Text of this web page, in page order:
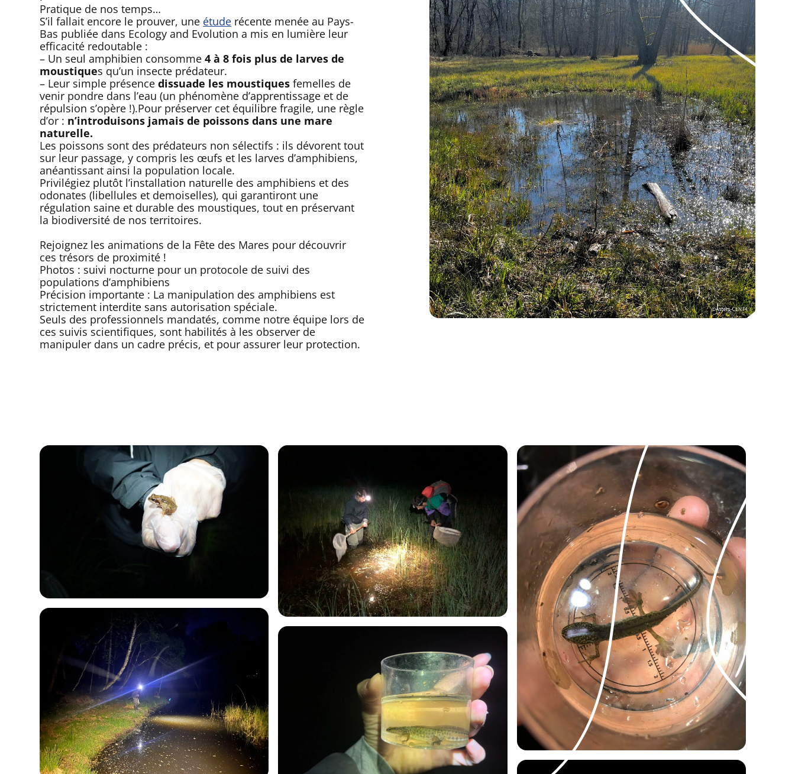
Pratique de nos temps…
S’il fallait encore le prouver, une étude récente menée au Pays-
Bas publiée dans Ecology and Evolution a mis en lumière leur
efficacité redoutable :
– Un seul amphibien consomme4 à 8 fois plus de larves de
moustiques qu’un insecte prédateur.
– Leur simple présencedissuade les moustiques femelles de
venir pondre dans l’eau (un phénomène d’apprentissage et de
répulsion s’opère !).Pour préserver cet équilibre fragile, une règle
d’or : n’introduisons jamais de poissons dans une mare
naturelle.
Les poissons sont des prédateurs non sélectifs : ils dévorent tout
sur leur passage, y compris les œufs et les larves d’amphibiens,
anéantissant ainsi la population locale.
Privilégiez plutôt l’installation naturelle des amphibiens et des
odonates (libellules et demoiselles), qui garantiront une
régulation saine et durable des moustiques, tout en préservant
la biodiversité de nos territoires.
Rejoignez les animations de la Fête des Mares pour découvrir
ces trésors de proximité !
Photos : suivi nocturne pour un protocole de suivi des
populations d’amphibiens
Précision importante : La manipulation des amphibiens est
strictement interdite sans autorisation spéciale.
Seuls des professionnels mandatés, comme notre équipe lors de
ces suivis scientifiques, sont habilités à les observer de
manipuler dans un cadre précis, et pour assurer leur protection.